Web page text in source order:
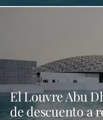
El Louvre Abu
de descuento a